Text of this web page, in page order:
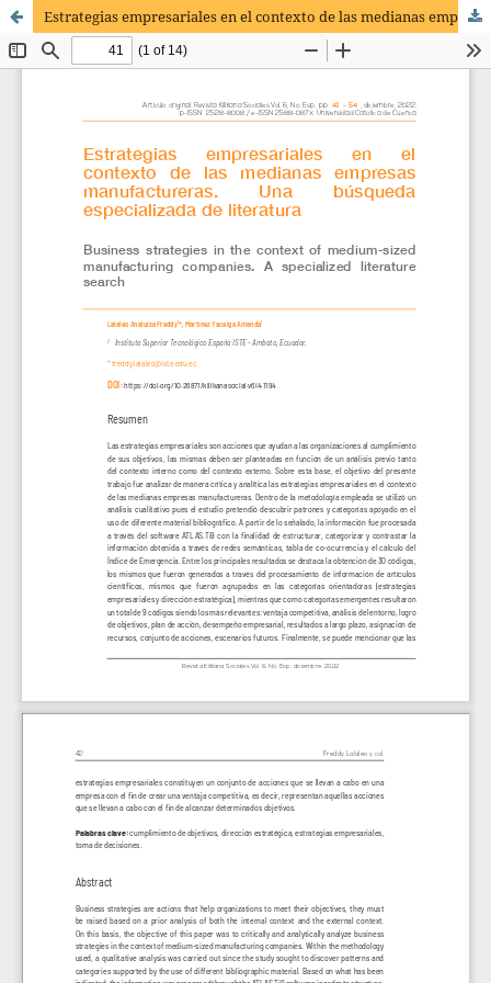
Estrategias empresariales en el contexto de las medianas empresas manufactureras. Una búsqueda especializada de literatura.